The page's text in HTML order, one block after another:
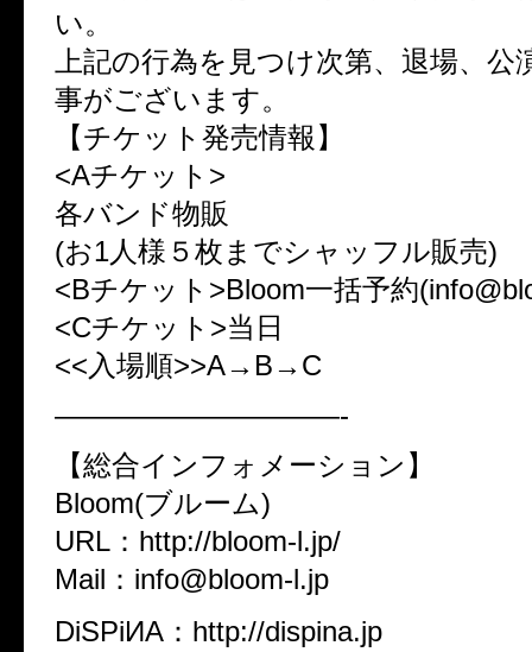
い。
上記の行為を見つけ次第、退場、公
事がございます。
【チケット発売情報】
<Aチケット>
各バンド物販
(お1人様５枚までシャッフル販売)
<Bチケット>Bloom一括予約
<Cチケット>当日
<<入場順>>A→B→C
——————————-
【総合インフォメーション】
Bloom(ブルーム)
URL：http://bloom-l.jp/
Mail：info@bloom-l.jp
DiSPiИA：http://dispina.jp